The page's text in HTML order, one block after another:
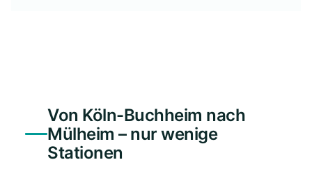
Von Köln-Buchheim nach
Mülheim – nur wenige
Stationen